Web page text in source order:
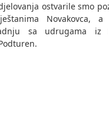
ostvarile smo
Novakovca,
sa udrugama iz